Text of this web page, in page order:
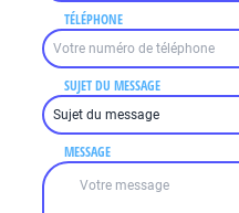
TÉLÉPHONE
SUJET DU MESSAGE
MESSAGE